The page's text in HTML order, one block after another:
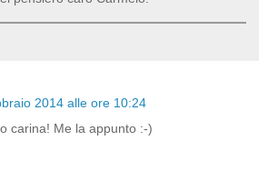
2014 alle ore 10:24
carina! Me la appunto :-)